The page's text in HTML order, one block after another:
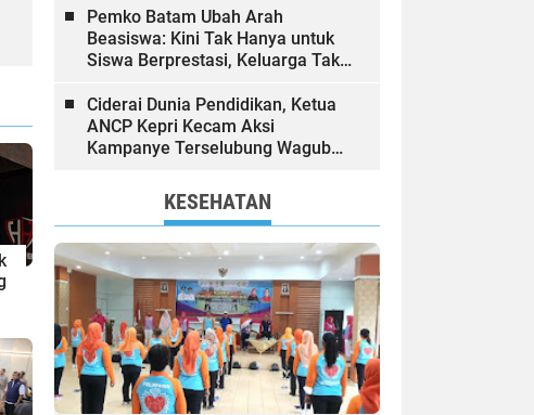
Pemko Batam Ubah Arah
Beasiswa: Kini Tak Hanya untuk
Siswa Berprestasi, Keluarga Tak
Dibiayai
Ciderai Dunia Pendidikan, Ketua
ANCP Kepri Kecam Aksi
Kampanye Terselubung Wagub
KESEHATAN